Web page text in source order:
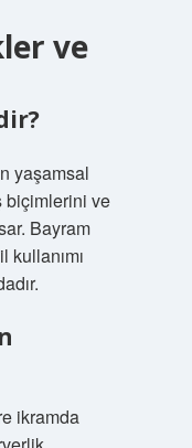
ve
yaşamsal
biçimlerini ve
Bayram
kullanımı
ikramda